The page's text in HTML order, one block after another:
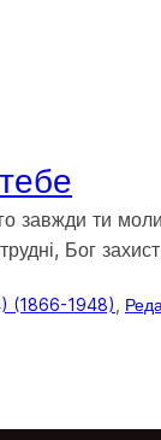
ти
Бог
(1866-1948)